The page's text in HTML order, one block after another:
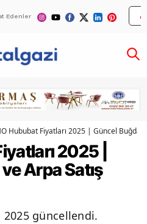
Edenler
Hububat Fiyatları 2025 | Güncel Buğday
2025 |
Arpa Satış
güncellendi.